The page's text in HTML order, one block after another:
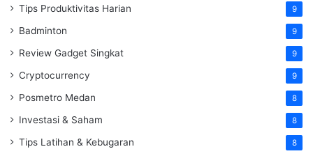
Tips Produktivitas Harian 9
Badminton 9
Review Gadget Singkat 9
Cryptocurrency 9
Posmetro Medan 8
Investasi & Saham 8
Tips Latihan & Kebugaran 8